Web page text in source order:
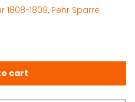
rörande expeditionen åt
cart
1808-1809, Pehr Sparre